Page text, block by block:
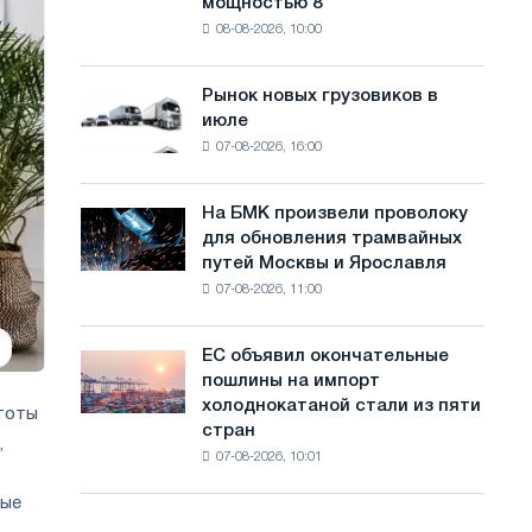
й
фотоэлектрическую
МВт
целей
обезуглероживания
мощностью 8
08-08-2026, 10:00
Рынок
новых
грузовиков
Рынок новых грузовиков в
июле
07-08-2026, 16:00
На
БМК
произвели
трамвайных
путей
На БМК произвели проволоку
для обновления трамвайных
путей Москвы и Ярославля
07-08-2026, 11:00
объявил
окончательные
ЕС объявил окончательные
пошлины на импорт
холоднокатаной стали из пяти
стран
07-08-2026, 10:01